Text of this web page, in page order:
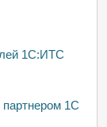
1С:ИТС
1С